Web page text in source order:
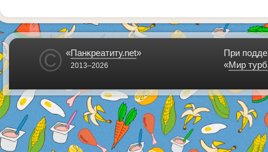
© «Панкреатиту.net»
2013–2026
При
«Мир